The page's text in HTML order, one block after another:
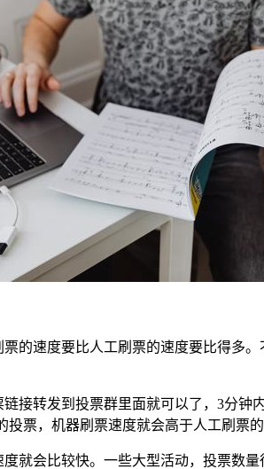
的速度要比人工刷票的速度要比得多
接转发到投票群里面就可以了，3分
票，机器刷票速度就会高于人工刷票的
就会比较快。一些大型活动，投票数